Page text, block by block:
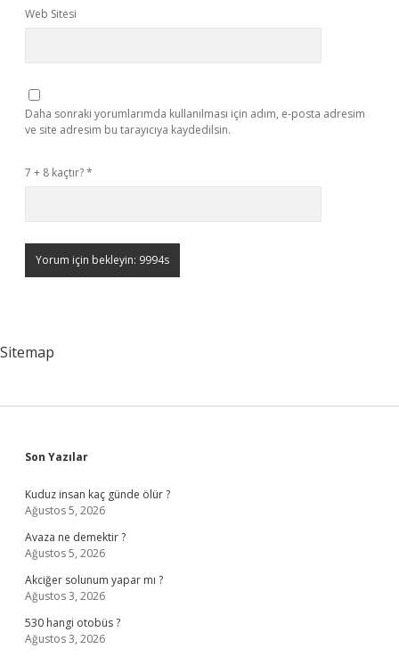
Web Sitesi
Daha sonraki yorumlarımda kullanılması için adım, e-posta adresim
ve site adresim bu tarayıcıya kaydedilsin.
7 + 8 kaçtır?*
Sitemap
Sidebar
Son Yazılar
Kuduz insan kaç günde ölür ?
Ağustos 5, 2026
Avaza ne demektir ?
Ağustos 5, 2026
Akciğer solunum yapar mı ?
Ağustos 3, 2026
530 hangi otobüs ?
Ağustos 3, 2026